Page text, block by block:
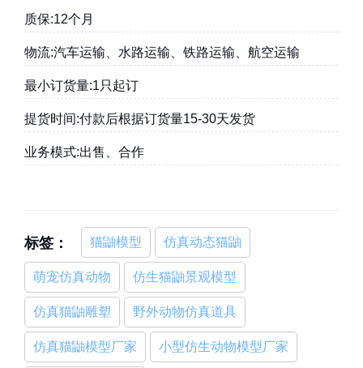
质保:12个月
物流:汽车运输、水路运输、铁路运输、航空运输
最小订货量:1只起订
提货时间:付款后根据订货量15-30天发货
业务模式:出售、合作
标签： 猫鼬模型 仿真动态猫鼬
萌宠仿真动物 仿生猫鼬景观模型
仿真猫鼬雕塑 野外动物仿真道具
仿真猫鼬模型厂家 小型仿生动物模型厂家